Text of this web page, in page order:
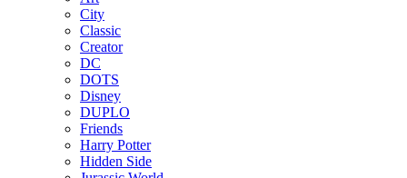
City
Classic
Creator
DC
DOTS
Disney
DUPLO
Friends
Harry Potter
Hidden Side